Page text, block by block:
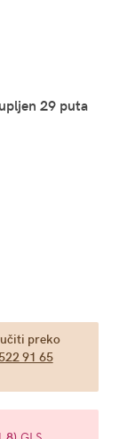
29 puta
preko
91 65